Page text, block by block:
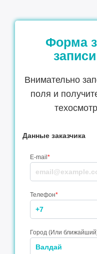
Форма
Внимательно
поля и
Данные заказчика
E-mail *
Телефон*
Город (Или